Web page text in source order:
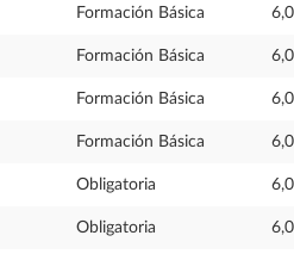
Formación Básica 6,0
Formación Básica 6,0
Formación Básica 6,0
Formación Básica 6,0
Obligatoria 6,0
Obligatoria 6,0